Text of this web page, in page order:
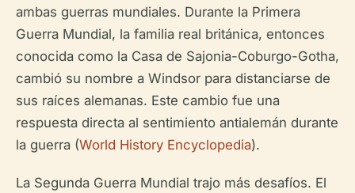
ambas guerras mundiales. Durante la Primera
Guerra Mundial, la familia real británica, entonces
conocida como la Casa de Sajonia-Coburgo-Gotha,
cambió su nombre a Windsor para distanciarse de
sus raíces alemanas. Este cambio fue una
respuesta directa al sentimiento antialemán durante
la guerra (World History Encyclopedia).
La Segunda Guerra Mundial trajo más desafíos. El